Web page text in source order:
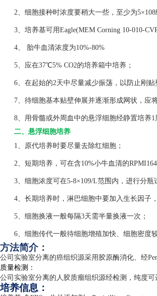
2、细胞接种时浓度要稍大一些，至少为5×108
3、培养基可用Eagle(MEM Corning 10-010-
4、 胎牛血清浓度为10%-80%
5、应在37℃5% CO2的培养箱中培养；
6、在起始的2天中尽量减少振荡，以防止刚贴
7、待细胞基本贴壁伸展并逐渐形成网状，应将
8、用骨髓或外周血中的悬浮细胞经静置培养1
二、悬浮细胞培养
1、原代培养时要尽量去除红细胞；
2、短期培养，可在含10%小牛血清的
3、细胞浓度可在5-8×109/L范围内，进行分瓶
4、长期培养时，淋巴细胞中要加入生长因子
5、细胞换液一般每隔3天需半量换液一次；
6、细胞传代一般待细胞增殖加快、细胞密度较
方法简介：
公司实验室分离的癌组织源采用胶原酶消化、经
质量检测：
公司实验室分离的人胶质瘤组织源经检测，纯度可
培养信息：